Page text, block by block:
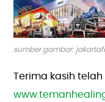
sumber gambar:
Terima kasih